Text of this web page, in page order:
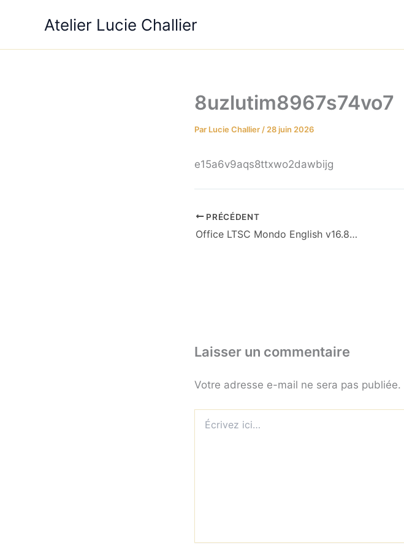
Atelier Lucie Challier
8uzlutim8967s74vo7
Par Lucie Challier / 28 juin 2026
e15a6v9aqs8ttxwo2dawbijg
PRÉCÉDENT
Office LTSC Mondo English v16.89 Super-Fast {Team-OS} Pre-Activated Command
Laisser un commentaire
Votre adresse e-mail ne sera pas publiée.
ici…